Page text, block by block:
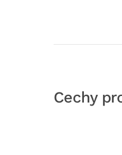
Cechy